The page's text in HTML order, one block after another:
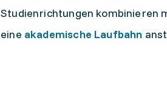
Studienrichtungen kombinieren
eine akademische Laufbahn